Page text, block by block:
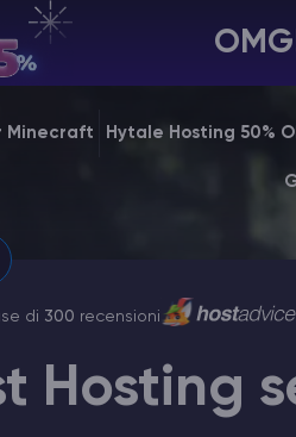
Minecraft Hytale Hosting 50%
di 300 recensioni
Hosting